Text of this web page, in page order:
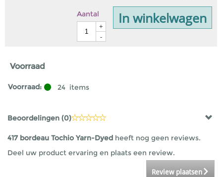
Aantal
+
-
In winkelwagen
Voorraad
Voorraad: 24 items
Beoordelingen (0)
417 bordeau Tochio Yarn-Dyed heeft nog geen reviews.
Deel uw product ervaring en plaats een review.
Review plaatsen